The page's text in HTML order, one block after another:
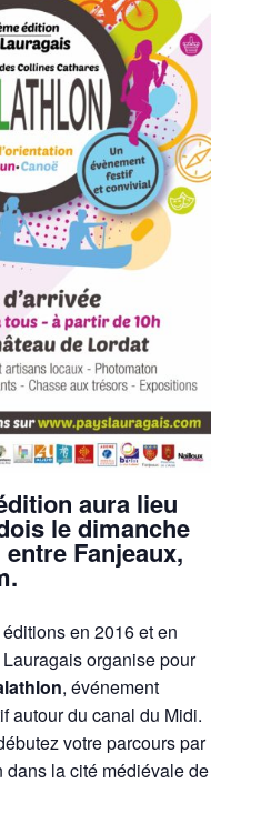
aura lieu
ledimanche
entre Fanjeaux,
en 2016 et en
organise pour
, événement
autour du canal du Midi.
votre parcours par
dans la cité médiévale de